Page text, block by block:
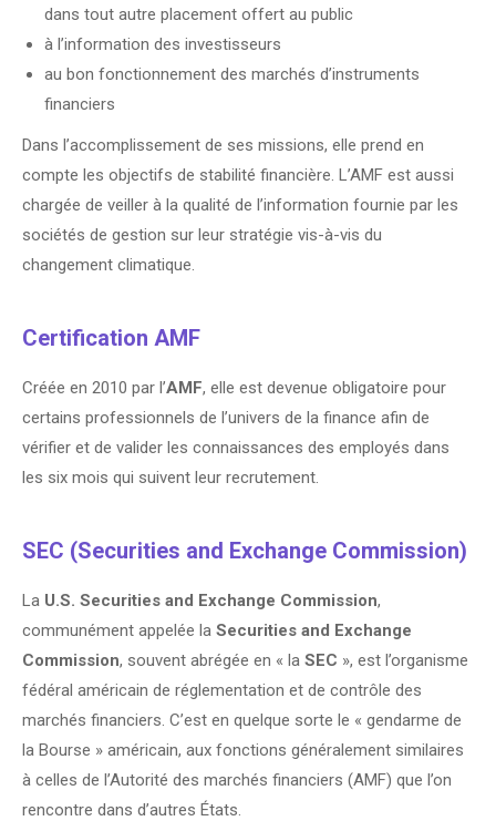
dans tout autre placement offert au public
à l’information des investisseurs
au bon fonctionnement des marchés d’instruments
financiers
Dans l’accomplissement de ses missions, elle prend en
compte les objectifs de stabilité financière. L’AMF est aussi
chargée de veiller à la qualité de l’information fournie par les
sociétés de gestion sur leur stratégie vis-à-vis du
changement climatique.
Certification AMF
Créée en 2010 par l’AMF, elle est devenue obligatoire pour
certains professionnels de l’univers de la finance afin de
vérifier et de valider les connaissances des employés dans
les six mois qui suivent leur recrutement.
SEC (Securities and Exchange Commission)
La U.S. Securities and Exchange Commission,
communément appelée la Securities and Exchange
Commission, souvent abrégée en « la SEC », est l’organisme
fédéral américain de réglementation et de contrôle des
marchés financiers. C’est en quelque sorte le « gendarme de
la Bourse » américain, aux fonctions généralement similaires
à celles de l’Autorité des marchés financiers (AMF) que l’on
rencontre dans d’autres États.